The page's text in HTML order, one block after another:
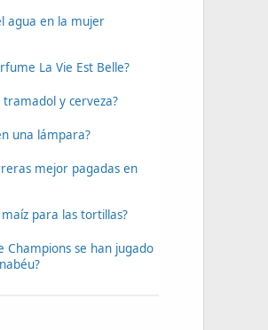
agua en la mujer
La Vie Est Belle?
y cerveza?
una lámpara?
mejor pagadas en
para las tortillas?
Champions se han jugado